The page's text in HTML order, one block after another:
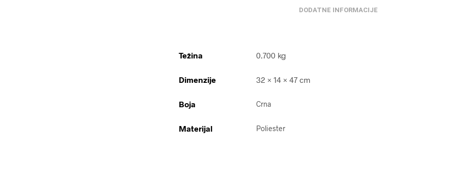
DODATNE INFORMACIJE
Težina 0.700 kg
Dimenzije 32 × 14 × 47 cm
Boja Crna
Materijal Poliester